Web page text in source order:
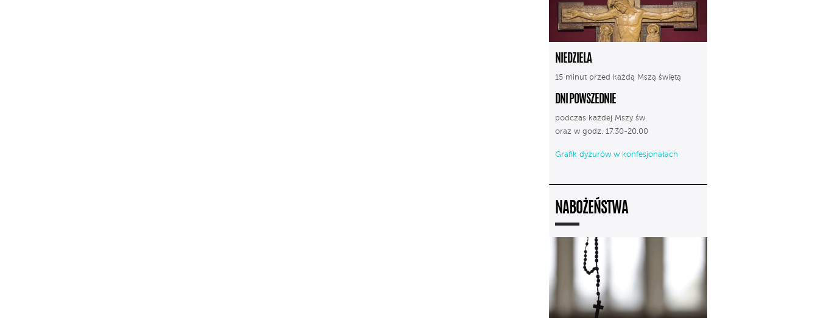
NIEDZIELA
15 minut przed każdą Mszą świętą
DNI POWSZEDNIE
podczas każdej Mszy św.
oraz w godz. 17.30-20.00
Grafik dyżurów w konfesjonałach
NABOŻEŃSTWA